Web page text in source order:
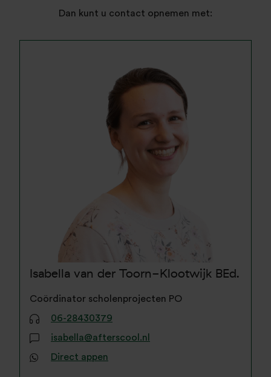
Dan kunt u contact opnemen met:
Isabella van der Toorn-Klootwijk BEd.
Coördinator scholenprojecten PO
06-28430379
isabella@afterscool.nl
Direct appen